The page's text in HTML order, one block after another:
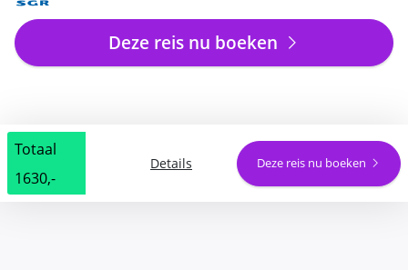
Deze reis nu boeken
Totaal
1630,-
Details Deze reis nu boeken